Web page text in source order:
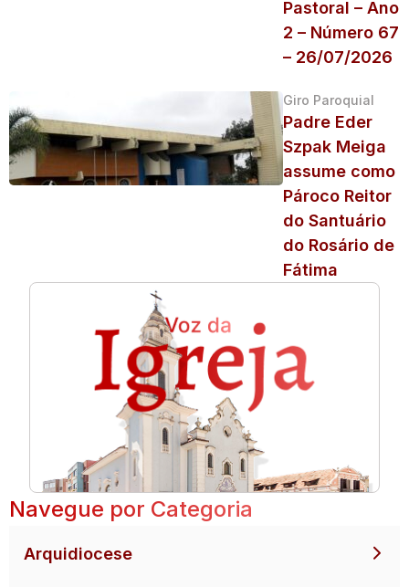
Pastoral – Ano
2 – Número 67
– 26/07/2026
Giro Paroquial
Padre Eder
Szpak Meiga
assume como
Pároco Reitor
do Santuário
do Rosário de
Fátima
Navegue por Categoria
Arquidiocese